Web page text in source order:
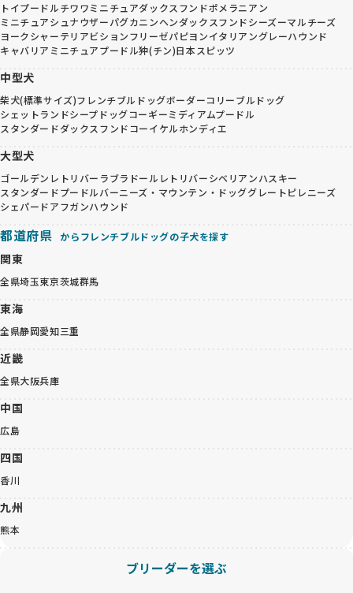
トイプードルチワワミニチュアダックスフンドポメラニアン
ミニチュアシュナウザーパグカニンヘンダックスフンドシーズーマルチーズ
ヨークシャーテリアビションフリーゼパピヨンイタリアングレーハウンド
キャバリア ミニチュアプードル狆(チン)日本スピッツ
中型犬
柴犬(標準サイズ)フレンチブルドッグボーダーコリーブルドッグ
シェットランドシープドッグコーギーミディアムプードル
スタンダードダックスフンドコーイケルホンディエ
大型犬
ゴールデンレトリバー ラブラドールレトリバーシベリアンハスキー
スタンダードプードルバーニーズ・マウンテン・ドッググレートピレニーズ
シェパードアフガンハウンド
都道府県 からフレンチブルドッグの子犬を探す
関東
全県埼玉東京茨城群馬
東海
全県静岡愛知三重
近畿
全県大阪兵庫
中国
広島
四国
香川
九州
熊本
ブリーダーを選ぶ